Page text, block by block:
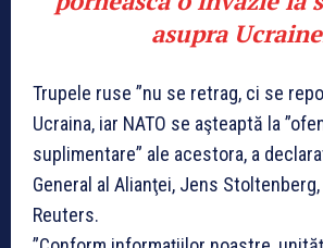
asupra
Trupele ruse ”nu se retrag, ci se
Ucraina, iar NATO se aşteaptă la
suplimentare” ale acestora, a
General al Alianţei, Jens
Reuters.